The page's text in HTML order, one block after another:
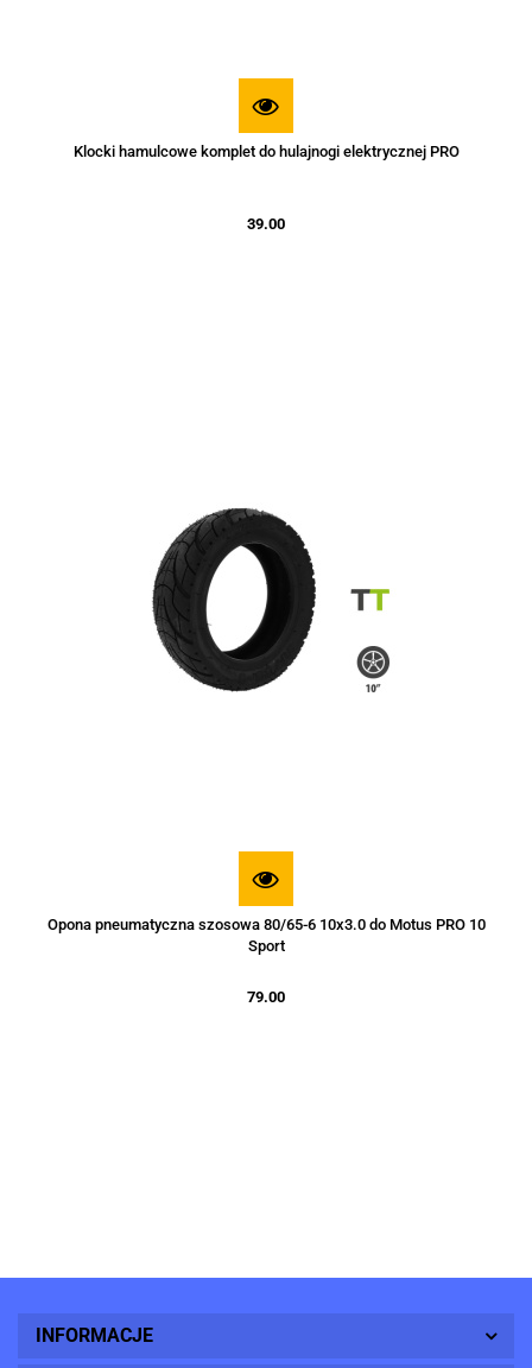
Klocki hamulcowe komplet do hulajnogi elektrycznej PRO
39.00
Opona pneumatyczna szosowa 80/65-6 10x3.0 do Motus PRO 10
Sport
79.00
INFORMACJE